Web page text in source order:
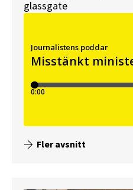
glassgate
Fler avsnitt